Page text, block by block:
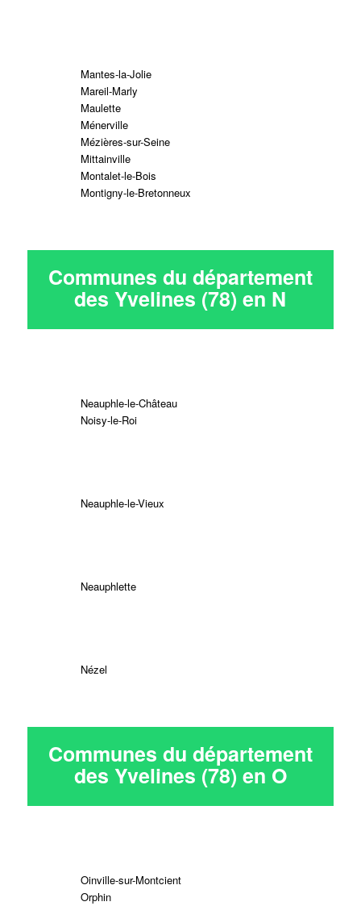
Mantes-la-Jolie
Mareil-Marly
Maulette
Ménerville
Mézières-sur-Seine
Mittainville
Montalet-le-Bois
Montigny-le-Bretonneux
Communes du département
des Yvelines (78) en N
Neauphle-le-Château
Noisy-le-Roi
Neauphle-le-Vieux
Neauphlette
Nézel
Communes du département
des Yvelines (78) en O
Oinville-sur-Montcient
Orphin